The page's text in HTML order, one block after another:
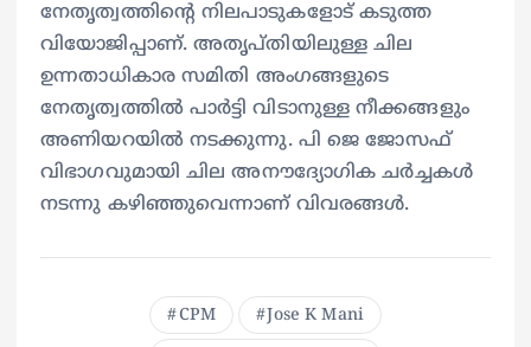
നേതൃത്വത്തിന്റെ നിലപാടുകളോട് കടുത്ത
വിയോജിപ്പാണ്. അതൃപ്തിയിലുള്ള ചില
ഉന്നതാധികാര സമിതി അംഗങ്ങളുടെ
നേതൃത്വത്തിൽ പാർട്ടി വിടാനുള്ള നീക്കങ്ങളും
അണിയറയിൽ നടക്കുന്നു. പി ജെ ജോസഫ്
വിഭാഗവുമായി ചില അനൗദ്യോഗിക ചർച്ചകൾ
നടന്നു കഴിഞ്ഞുവെന്നാണ് വിവരങ്ങൾ.
CPM Jose K Mani